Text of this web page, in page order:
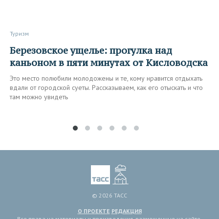
Туризм
Березовское ущелье: прогулка над
каньоном в пяти минутах от Кисловодска
Это место полюбили молодожены и те, кому нравится отдыхать
вдали от городской суеты. Рассказываем, как его отыскать и что
там можно увидеть
© 2026 ТАСС
О ПРОЕКТЕ РЕДАКЦИЯ